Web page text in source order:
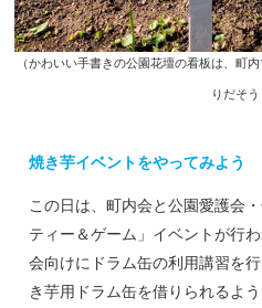
（かわいい手書きの公園花壇の看板は、町
りだそう
焼き芋イベントをやってみよう
この日は、町内会と公園愛護会
ティー＆ゲーム」イベントが行
会向けにドラム缶の利用講習を
き芋用ドラム缶を借りられるよう